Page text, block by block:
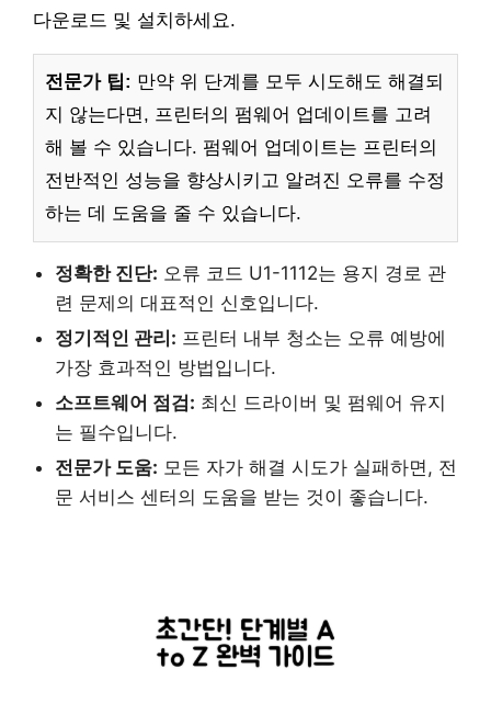
다운로드 및 설치하세요.
전문가 팁: 만약 위 단계를 모두 시도해도 해결되
지 않는다면, 프린터의 펌웨어 업데이트를 고려
해 볼 수 있습니다. 펌웨어 업데이트는 프린터의
전반적인 성능을 향상시키고 알려진 오류를 수정
하는 데 도움을 줄 수 있습니다.
정확한 진단: 오류 코드 U1-1112는 용지 경로 관
련 문제의 대표적인 신호입니다.
정기적인 관리: 프린터 내부 청소는 오류 예방에
가장 효과적인 방법입니다.
소프트웨어 점검: 최신 드라이버 및 펌웨어 유지
는 필수입니다.
전문가 도움: 모든 자가 해결 시도가 실패하면, 전
문 서비스 센터의 도움을 받는 것이 좋습니다.